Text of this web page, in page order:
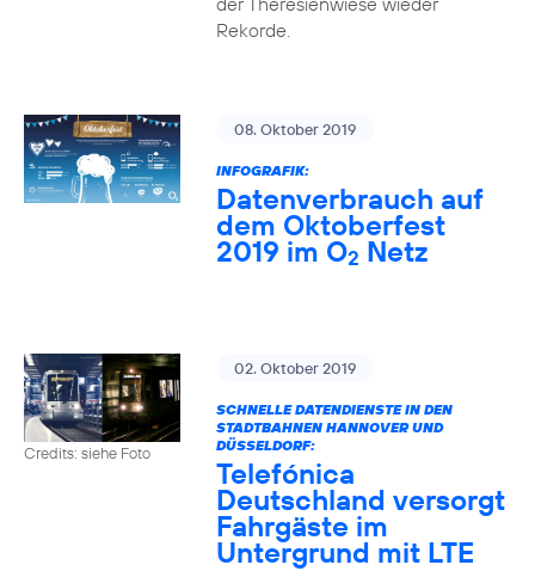
Rekorde.
08. Oktober 2019
INFOGRAFIK:
Datenverbrauch auf
dem Oktoberfest
2019 im O2 Netz
Credits: siehe Foto
02. Oktober 2019
SCHNELLE DATENDIENSTE IN DEN
STADTBAHNEN HANNOVER UND
DÜSSELDORF:
Telefónica
Deutschland versorgt
Fahrgäste im
Untergrund mit LTE